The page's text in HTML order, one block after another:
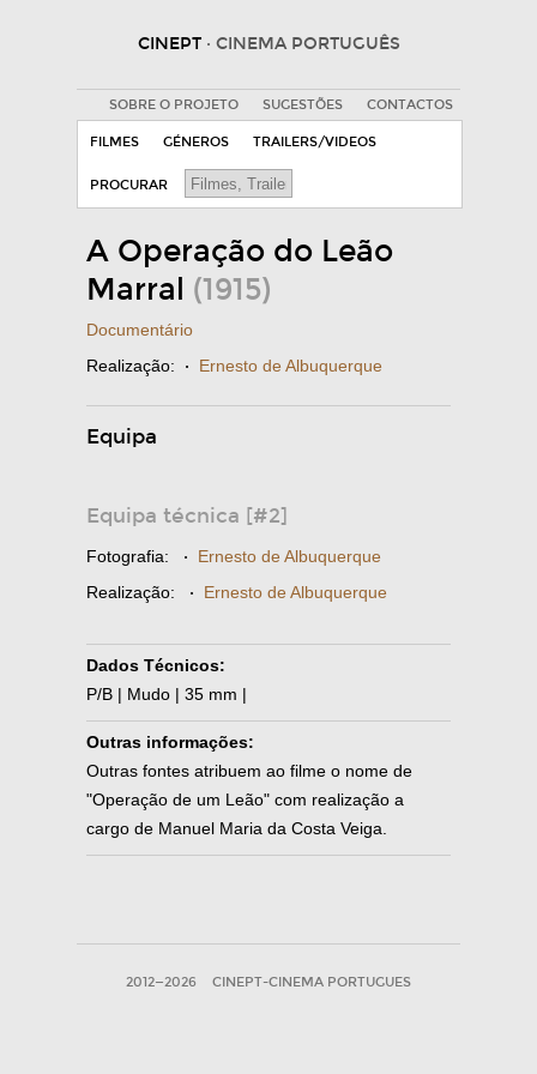
CINEPT · CINEMA PORTUGUÊS
SOBRE O PROJETO SUGESTÕES CONTACTOS
FILMES GÉNEROS TRAILERS/VIDEOS
PROCURAR
A Operação do Leão
Marral (1915)
Documentário
Realização: · Ernesto de Albuquerque
Equipa
Equipa técnica [#2]
Fotografia: · Ernesto de Albuquerque
Realização: · Ernesto de Albuquerque
Dados Técnicos:
P/B | Mudo | 35 mm |
Outras informações:
Outras fontes atribuem ao filme o nome de
"Operação de um Leão" com realização a
cargo de Manuel Maria da Costa Veiga.
2012—2026 CINEPT-CINEMA PORTUGUES